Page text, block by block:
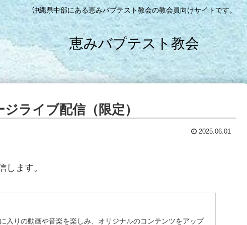
沖縄県中部にある恵みバプテスト教会の教会員向けサイトです。
恵みバプテスト教会
ライブ配信（限定）
2025.06.01
ます。
入りの動画や音楽を楽しみ、オリジナルのコンテンツをアップ